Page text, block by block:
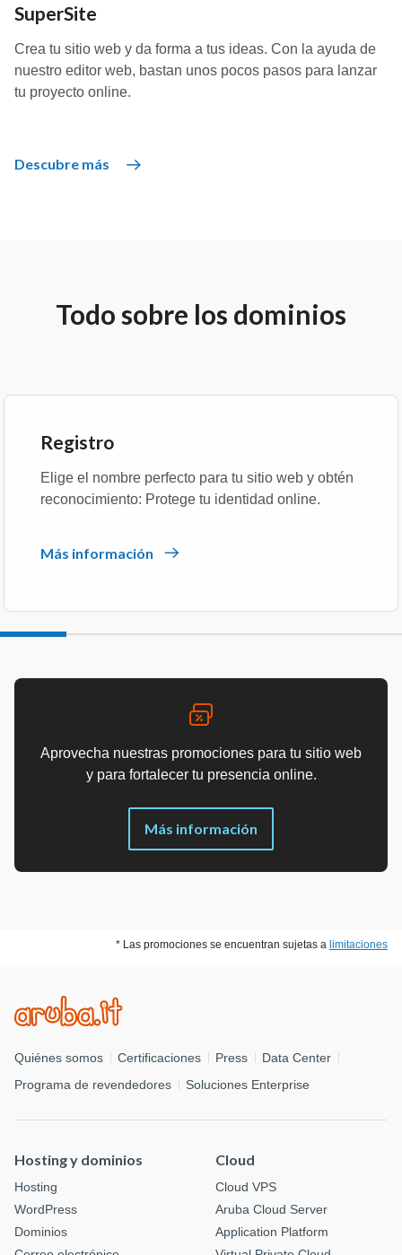
SuperSite
Crea tu sitio web y da forma a tus ideas. Con la ayuda de
nuestro editor web, bastan unos pocos pasos para lanzar
tu proyecto online.
Descubre más
Todo sobre los dominios
Registro
Elige el nombre perfecto para tu sitio web y obtén
reconocimiento: Protege tu identidad online.
Más información
Aprovecha nuestras promociones para tu sitio web
y para fortalecer tu presencia online.
Más información
* Las promociones se encuentran sujetas a limitaciones
Quiénes somos Certificaciones Press
Data Center
Programa de revendedores
Soluciones Enterprise
Hosting y dominios
Hosting
WordPress
Dominios
Cloud
Cloud VPS
Aruba Cloud Server
Application Platform